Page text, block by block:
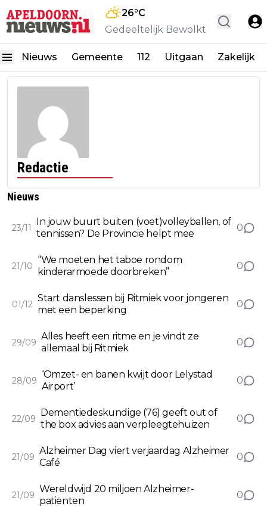
26°C
Gedeeltelijk Bewolkt
Nieuws Gemeente 112 Uitgaan Zakelijk
Redactie
Nieuws
23/11
In jouw buurt buiten (voet)volleyballen, of
tennissen? De Provincie helpt mee
0
21/10
“We moeten het taboe rondom
kinderarmoede doorbreken”
0
01/12
Start danslessen bij Ritmiek voor jongeren
met een beperking
0
29/09
Alles heeft een ritme en je vindt ze
allemaal bij Ritmiek
0
28/09
‘Omzet- en banen kwijt door Lelystad
Airport’
0
22/09
Dementiedeskundige (76) geeft out of
the box advies aan verpleegtehuizen
0
21/09
Alzheimer Dag viert verjaardag Alzheimer
Café
0
21/09
Wereldwijd 20 miljoen Alzheimer-
patiënten
0